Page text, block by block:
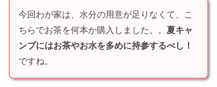
今回わが家は、水分の用意が足りなくて、こ
ちらでお茶を何本か購入しました。。 夏キャ
ンプにはお茶やお水を多めに持参するべし！
ですね。